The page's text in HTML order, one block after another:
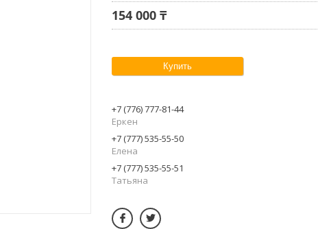
154 000 ₸
Купить
+7 (776) 777-81-44
Еркен
+7 (777) 535-55-50
Елена
+7 (777) 535-55-51
Татьяна